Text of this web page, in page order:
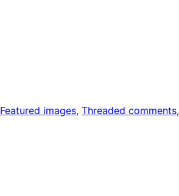
Featured images, Threaded comments,